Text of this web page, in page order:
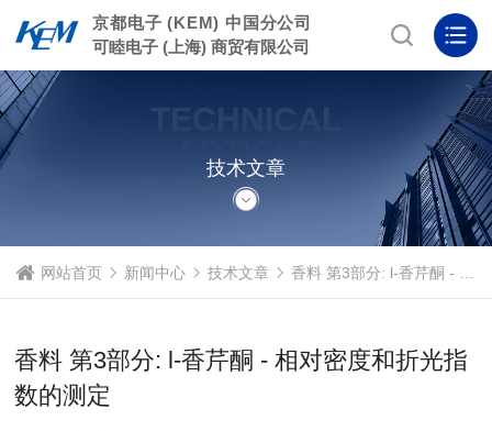
京都电子 (KEM) 中国分公司
可睦电子 (上海) 商贸有限公司
ARTICLE
技术文章
网站首页 新闻中心 技术文章 香料 第3部分: l-香芹酮 - 相对密度和折光指数的测定
香料 第3部分: l-香芹酮 - 相对密度和折光指
数的测定